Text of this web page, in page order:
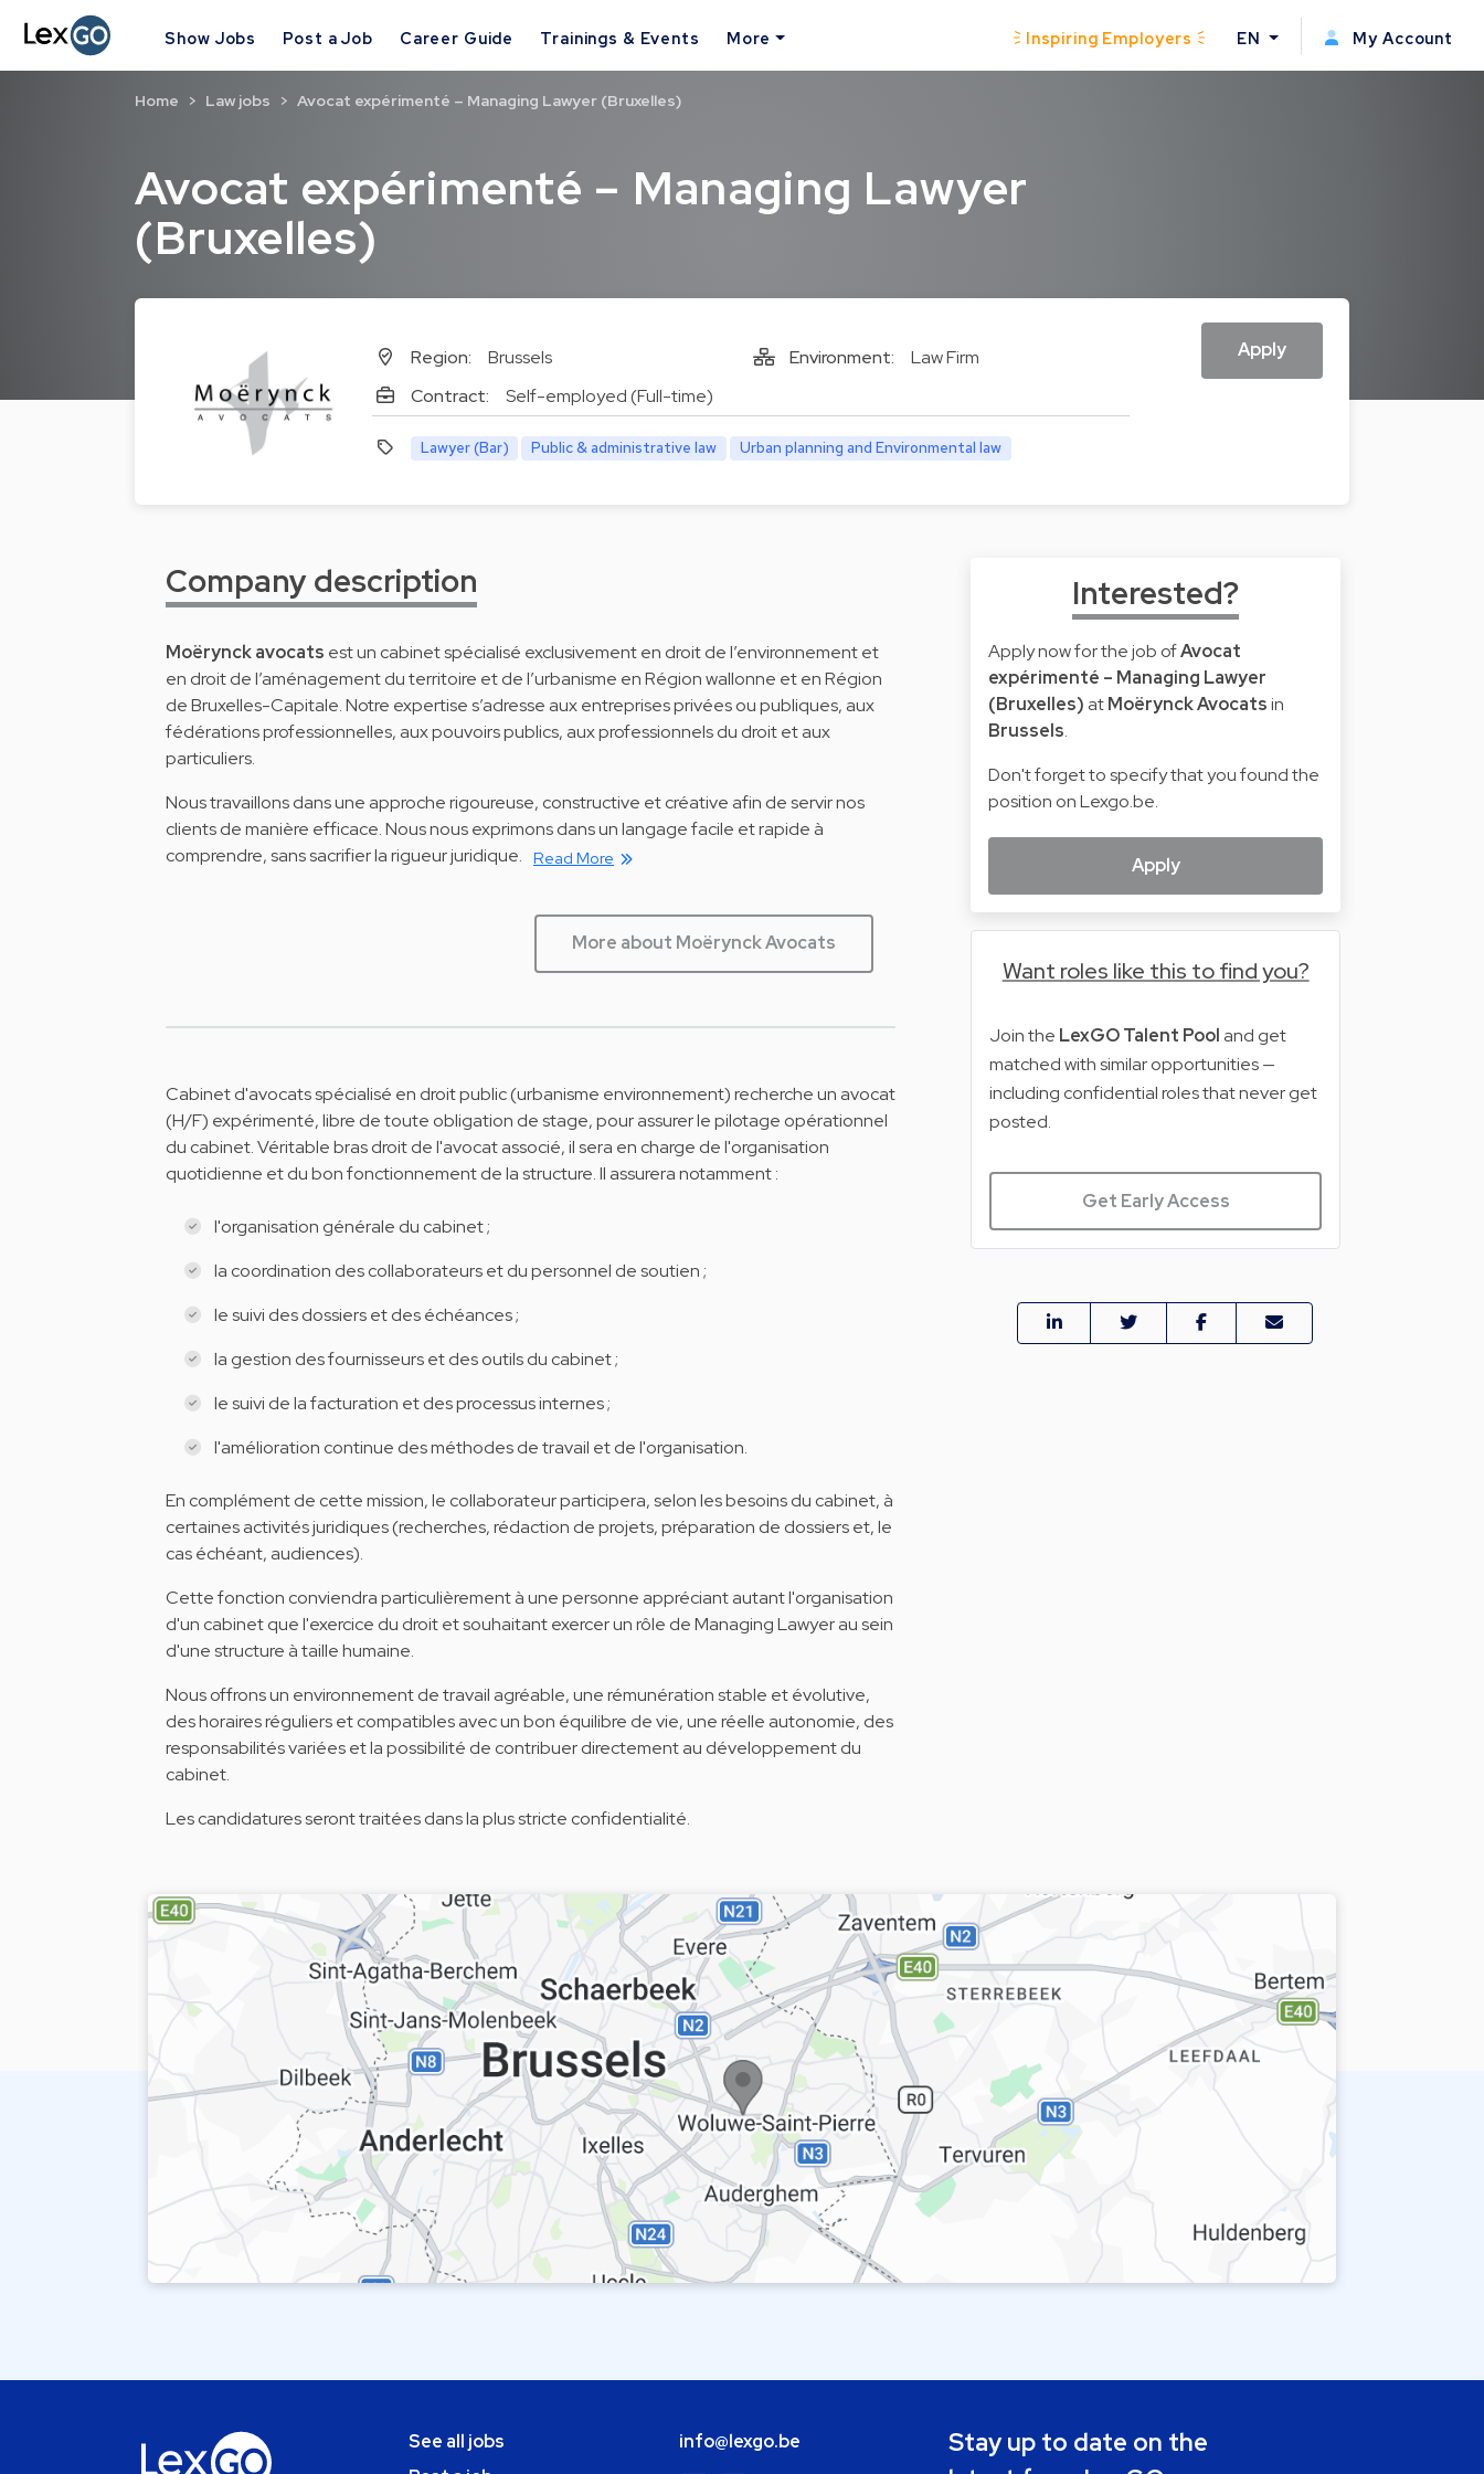
Show Jobs Post a Job Career Guide Trainings & Events More Inspiring Employers EN My Account
Avocat expérimenté – Managing Lawyer
(Bruxelles)
Home Law jobs Avocat expérimenté – Managing Lawyer (Bruxelles)
Region: Brussels Environment:
Law Firm
Contract:
Self-employed (Full-time)
Lawyer (Bar) Public & administrative law Urban planning and Environmental law
Apply
Company description
Moërynck avocats est un cabinet spécialisé exclusivement en droit de l’environnement et
en droit de l’aménagement du territoire et de l’urbanisme en Région wallonne et en Région
de Bruxelles-Capitale. Notre expertise s’adresse aux entreprises privées ou publiques, aux
fédérations professionnelles, aux pouvoirs publics, aux professionnels du droit et aux
particuliers.
Nous travaillons dans une approche rigoureuse, constructive et créative afin de servir nos
clients de manière efficace. Nous nous exprimons dans un langage facile et rapide à
comprendre, sans sacrifier la rigueur juridique. Read More
More about Moërynck Avocats
Cabinet d'avocats spécialisé en droit public (urbanisme environnement) recherche un avocat
(H/F) expérimenté, libre de toute obligation de stage, pour assurer le pilotage opérationnel
du cabinet. Véritable bras droit de l'avocat associé, il sera en charge de l'organisation
quotidienne et du bon fonctionnement de la structure. Il assurera notamment :
l'organisation générale du cabinet ;
la coordination des collaborateurs et du personnel de soutien ;
le suivi des dossiers et des échéances ;
la gestion des fournisseurs et des outils du cabinet ;
le suivi de la facturation et des processus internes ;
l'amélioration continue des méthodes de travail et de l'organisation.
En complément de cette mission, le collaborateur participera, selon les besoins du cabinet, à
certaines activités juridiques (recherches, rédaction de projets, préparation de dossiers et, le
cas échéant, audiences).
Cette fonction conviendra particulièrement à une personne appréciant autant l'organisation
d'un cabinet que l'exercice du droit et souhaitant exercer un rôle de Managing Lawyer au sein
d'une structure à taille humaine.
Nous offrons un environnement de travail agréable, une rémunération stable et évolutive,
des horaires réguliers et compatibles avec un bon équilibre de vie, une réelle autonomie, des
responsabilités variées et la possibilité de contribuer directement au développement du
cabinet.
Les candidatures seront traitées dans la plus stricte confidentialité.
Interested?
Apply now for the job ofAvocat
expérimenté – Managing Lawyer
(Bruxelles) atMoërynck Avocatsin
Brussels.
Don't forget to specify that you found the
position on Lexgo.be.
Apply
Want roles like this to find you?
Join the LexGO Talent Pool and get
matched with similar opportunities —
including confidential roles that never get
posted.
Get Early Access
See all jobs
info@lexgo.be
Stay up to date on the